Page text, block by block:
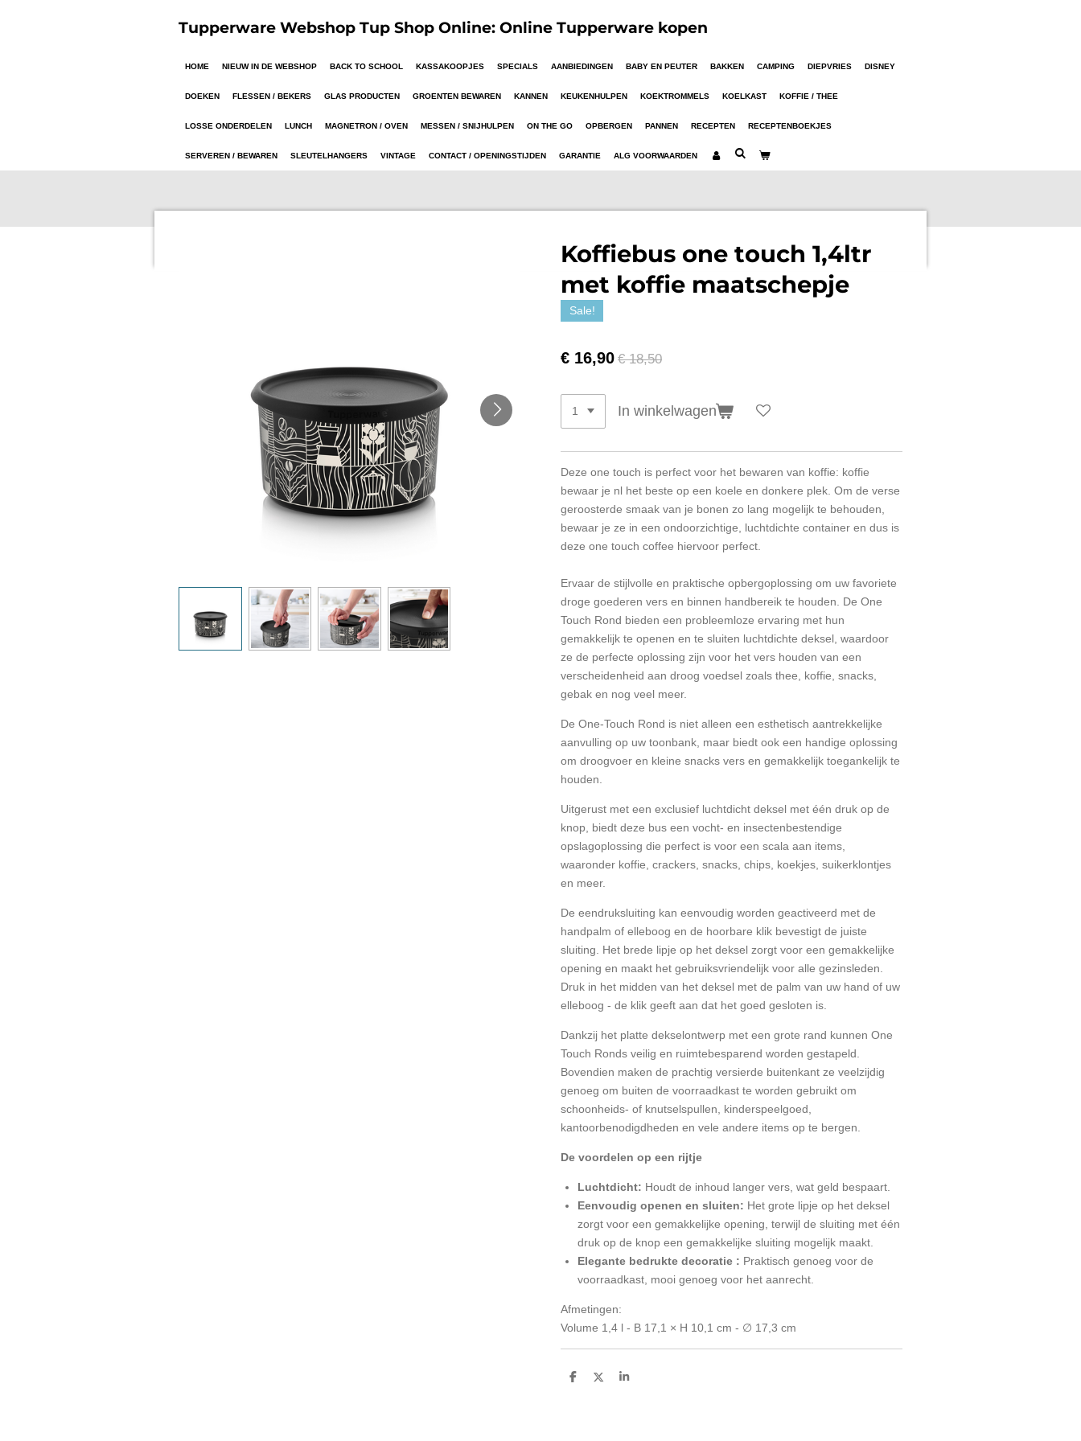
Tupperware Webshop Tup Shop Online: Online Tupperware kopen
HOME NIEUW IN DE WEBSHOP BACK TO SCHOOL KASSAKOOPJES SPECIALS AANBIEDINGEN BABY EN PEUTER BAKKEN CAMPING DIEPVRIES DISNEY
DOEKEN FLESSEN / BEKERS GLAS PRODUCTEN GROENTEN BEWAREN KANNEN KEUKENHULPEN KOEKTROMMELS KOELKAST KOFFIE / THEE
LOSSE ONDERDELEN LUNCH MAGNETRON / OVEN MESSEN / SNIJHULPEN ON THE GO OPBERGEN PANNEN RECEPTEN RECEPTENBOEKJES
SERVEREN / BEWAREN SLEUTELHANGERS VINTAGE CONTACT / OPENINGSTIJDEN GARANTIE ALG VOORWAARDEN
Koffiebus one touch 1,4ltr
met koffie maatschepje
Sale!
€ 16,90 € 18,50
In winkelwagen
Deze one touch is perfect voor het bewaren van koffie: koffie
bewaar je nl het beste op een koele en donkere plek. Om de verse
geroosterde smaak van je bonen zo lang mogelijk te behouden,
bewaar je ze in een ondoorzichtige, luchtdichte container en dus is
deze one touch coffee hiervoor perfect.
Ervaar de stijlvolle en praktische opbergoplossing om uw favoriete
droge goederen vers en binnen handbereik te houden. De One
Touch Rond bieden een probleemloze ervaring met hun
gemakkelijk te openen en te sluiten luchtdichte deksel, waardoor
ze de perfecte oplossing zijn voor het vers houden van een
verscheidenheid aan droog voedsel zoals thee, koffie, snacks,
gebak en nog veel meer.
De One-Touch Rond is niet alleen een esthetisch aantrekkelijke
aanvulling op uw toonbank, maar biedt ook een handige oplossing
om droogvoer en kleine snacks vers en gemakkelijk toegankelijk te
houden.
Uitgerust met een exclusief luchtdicht deksel met één druk op de
knop, biedt deze bus een vocht- en insectenbestendige
opslagoplossing die perfect is voor een scala aan items,
waaronder koffie, crackers, snacks, chips, koekjes, suikerklontjes
en meer.
De eendruksluiting kan eenvoudig worden geactiveerd met de
handpalm of elleboog en de hoorbare klik bevestigt de juiste
sluiting. Het brede lipje op het deksel zorgt voor een gemakkelijke
opening en maakt het gebruiksvriendelijk voor alle gezinsleden.
Druk in het midden van het deksel met de palm van uw hand of uw
elleboog - de klik geeft aan dat het goed gesloten is.
Dankzij het platte dekselontwerp met een grote rand kunnen One
Touch Ronds veilig en ruimtebesparend worden gestapeld.
Bovendien maken de prachtig versierde buitenkant ze veelzijdig
genoeg om buiten de voorraadkast te worden gebruikt om
schoonheids- of knutselspullen, kinderspeelgoed,
kantoorbenodigdheden en vele andere items op te bergen.
De voordelen op een rijtje
Luchtdicht: Houdt de inhoud langer vers, wat geld bespaart.
Eenvoudig openen en sluiten: Het grote lipje op het deksel
zorgt voor een gemakkelijke opening, terwijl de sluiting met één
druk op de knop een gemakkelijke sluiting mogelijk maakt.
Elegante bedrukte decoratie : Praktisch genoeg voor de
voorraadkast, mooi genoeg voor het aanrecht.
Afmetingen:
Volume 1,4 l - B 17,1 × H 10,1 cm - ∅ 17,3 cm
D
D
S